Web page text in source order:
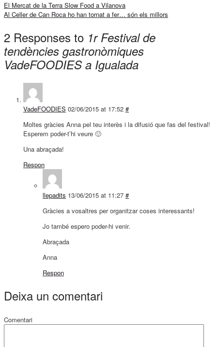
El Mercat de la Terra Slow Food a Vilanova
Al Celler de Can Roca ho han tornat a fer… són els millors
2 Responses to 1r Festival de
tendències gastronòmiques
VadeFOODIES a Igualada
VadeFOODIES 02/06/2015 at 17:52 #
Moltes gràcies Anna pel teu interès i la difusió que fas del festival!
Esperem poder-t’hi veure 🙂
Una abraçada!
Respon
llepadits 13/06/2015 at 11:27 #
Gràcies a vosaltres per organitzar coses interessants!
Jo també espero poder-hi venir.
Abraçada
Anna
Respon
Deixa un comentari
Comentari